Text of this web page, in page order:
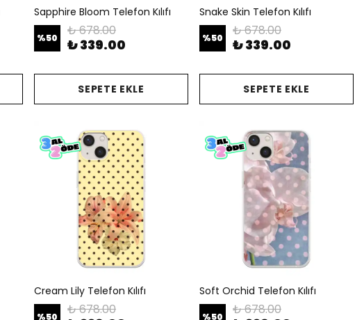
Sapphire Bloom Telefon Kılıfı
%50 ₺ 678.00
₺ 339.00
SEPETE EKLE
Snake Skin Telefon Kılıfı
%50 ₺ 678.00
₺ 339.00
SEPETE EKLE
Cream Lily Telefon Kılıfı
%50 ₺ 678.00
Soft Orchid Telefon Kılıfı
%50 ₺ 678.00